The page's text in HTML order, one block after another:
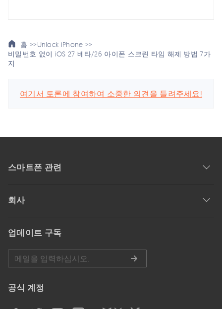
홈 >>Unlock iPhone >>
비밀번호 없이 iOS 27 베타/26 아이폰 스크린 타임 해제 방법 7가
지
여기서 토론에 참여하여 소중한 의견을 들려주세요!
스마트폰 관련
회사
업데이트 구독
공식 계정